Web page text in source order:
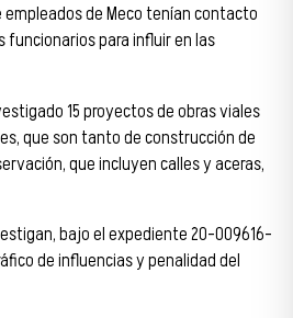
de Meco tenían contacto
funcionarios para influir en las
15 proyectos de obras viales
que son tanto de construcción de
que incluyen calles y aceras,
bajo el expediente 20-009616-
de influencias y penalidad del